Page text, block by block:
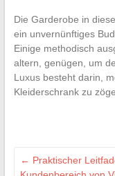
Die Garderobe in
ein unvernünftiges
Einige methodisch
altern, genügen, um
Luxus besteht darin,
Kleiderschrank zu
← Praktischer